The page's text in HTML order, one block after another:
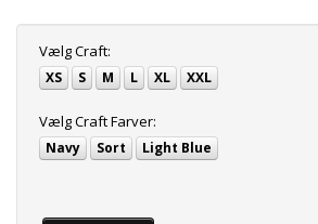
VælgCraft:
XS S M L XL XXL
VælgCraft Farver:
Navy Sort Light Blue